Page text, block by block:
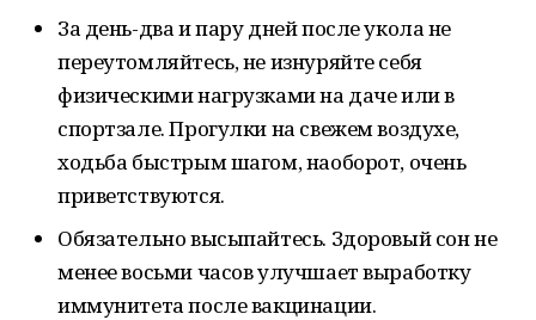
За день-два и пару дней после укола не
переутомляйтесь, не изнуряйте себя
физическими нагрузками на даче или в
спортзале. Прогулки на свежем воздухе,
ходьба быстрым шагом, наоборот, очень
приветствуются.
Обязательно высыпайтесь. Здоровый сон не
менее восьми часов улучшает выработку
иммунитета после вакцинации.